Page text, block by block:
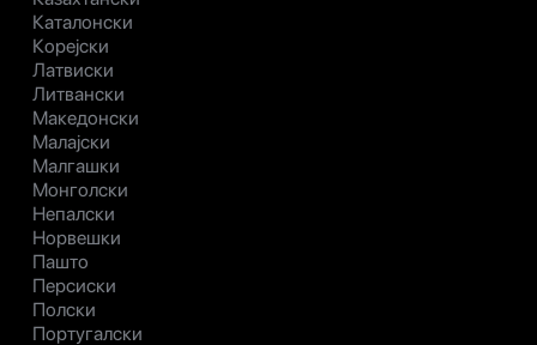
Каталонски
Корејски
Латвиски
Литвански
Македонски
Малајски
Малгашки
Монголски
Непалски
Норвешки
Пашто
Персиски
Полски
Португалски